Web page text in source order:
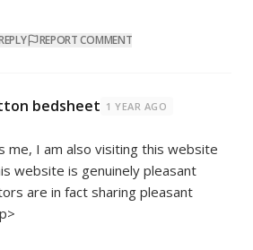
REPORT COMMENT
bedsheet 1 YEAR AGO
me, I am also visiting this website
website is genuinely pleasant
are in fact sharing pleasant